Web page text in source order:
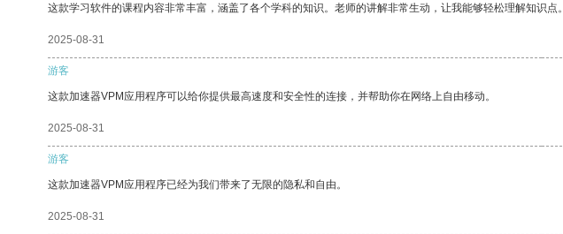
这款学习软件的课程内容非常丰富，涵盖了各个学科的知识。老师的讲解非常生动，让我能够轻松理解知识点。
2025-08-31
游客
这款加速器VPM应用程序可以给你提供最高速度和安全性的连接，并帮助你在网络上自由移动。
2025-08-31
游客
这款加速器VPM应用程序已经为我们带来了无限的隐私和自由。
2025-08-31